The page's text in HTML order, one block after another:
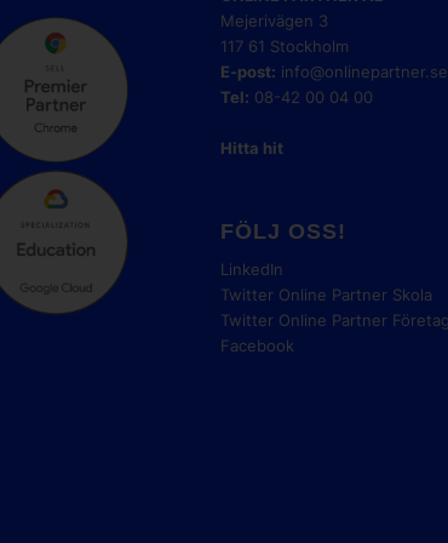
Mejerivägen 3
117 61 Stockholm
E-post: info@onlinepartner.se
Tel: 08-42 00 04 00
Hitta hit
FÖLJ OSS!
LinkedIn
Twitter Online Partner Skola
Twitter Online Partner
Facebook